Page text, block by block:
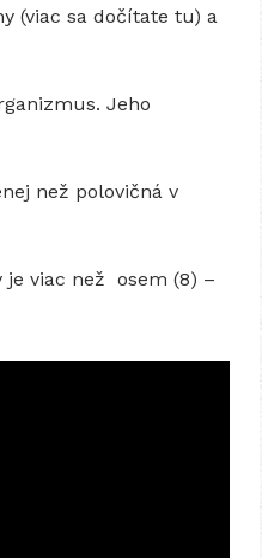
(viac sa dočítate tu) a
Jeho
než polovičná v
viac než osem (8) –